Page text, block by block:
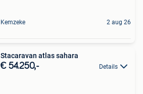
Kemzeke 2 aug 26
Stacaravan atlas sahara
€ 54.250,- Details